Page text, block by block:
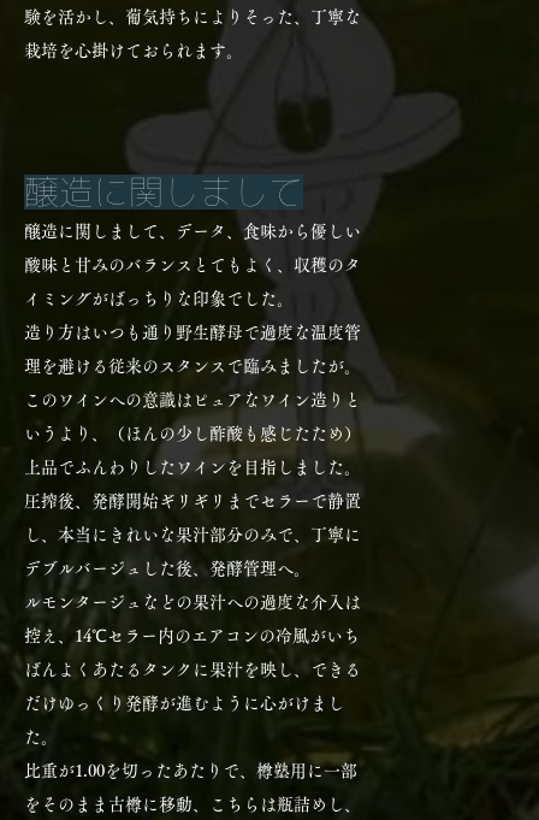
験を活かし、葡気持ちによりそった、丁寧な
栽培を心掛けておられます。
醸造に関しまして
醸造に関しまして、データ、食味から優しい
酸味と甘みのバランスとてもよく、収穫のタ
イミングがばっちりな印象でした。
造り方はいつも通り野生酵母で過度な温度管
理を避ける従来のスタンスで臨みましたが。
このワインへの意識はピュアなワイン造りと
いうより、（ほんの少し酢酸も感じたため）
上品でふんわりしたワインを目指しました。
圧搾後、発酵開始ギリギリまでセラーで静置
し、本当にきれいな果汁部分のみで、丁寧に
デブルバージュした後、発酵管理へ。
ルモンタージュなどの果汁への過度な介入は
控え、14℃セラー内のエアコンの冷風がいち
ばんよくあたるタンクに果汁を映し、できる
だけゆっくり発酵が進むように心がけまし
た。
比重が1.00を切ったあたりで、樽塾用に一部
をそのまま古樽に移動、こちらは瓶詰めし、